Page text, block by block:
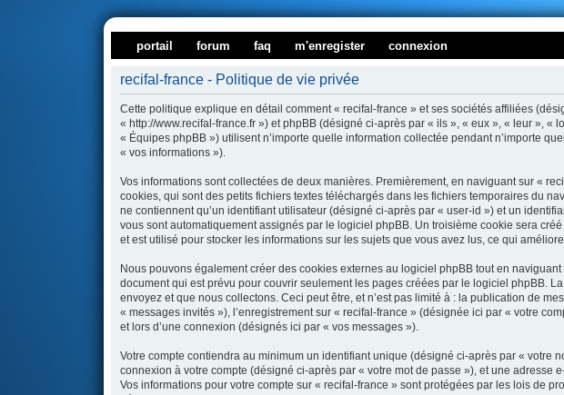
portail forum faq m'enregister connexion
recifal-france - Politique de vie privée
Cette politique explique en détail comment « recifal-france » et ses sociétés affiliées
« http://www.recifal-france.fr ») et phpBB (désigné ci-après par « ils », « eux », « leur », «
« Équipes phpBB ») utilisent n’importe quelle information collectée pendant n’importe
« vos informations »).
Vos informations sont collectées de deux manières. Premièrement, en naviguant sur «
cookies, qui sont des petits fichiers textes téléchargés dans les fichiers temporaires du
ne contiennent qu’un identifiant utilisateur (désigné ci-après par « user-id ») et un
vous sont automatiquement assignés par le logiciel phpBB. Un troisième cookie sera
et est utilisé pour stocker les informations sur les sujets que vous avez lus, ce qui
Nous pouvons également créer des cookies externes au logiciel phpBB tout en
document qui est prévu pour couvrir seulement les pages créées par le logiciel phpBB.
envoyez et que nous collectons. Ceci peut être, et n’est pas limité à : la publication de
« messages invités »), l’enregistrement sur « recifal-france » (désignée ici par « votre
et lors d’une connexion (désignés ici par « vos messages »).
Votre compte contiendra au minimum un identifiant unique (désigné ci-après par « votre
connexion à votre compte (désigné ci-après par « votre mot de passe »), et une
Vos informations pour votre compte sur « recifal-france » sont protégées par les lois de